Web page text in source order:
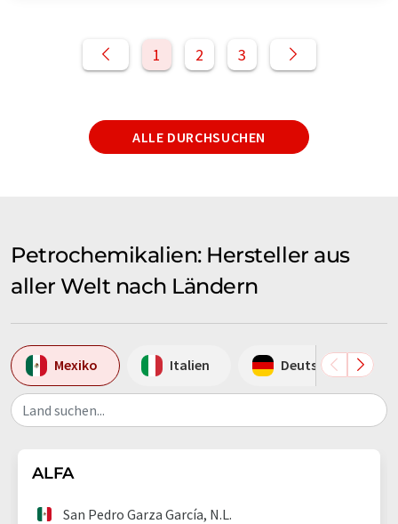
1 2 3
ALLE DURCHSUCHEN
Petrochemikalien: Hersteller aus
aller Welt nach Ländern
Mexiko Italien Deutschland
Land suchen...
ALFA
San Pedro Garza García, N.L.